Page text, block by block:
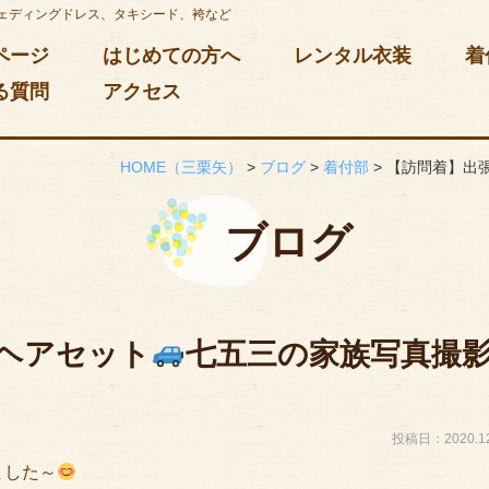
ディングドレス、タキシード、袴など
ージ はじめての方へ レンタル衣装
着
質問
アクセス
HOME （三栗矢） > ブログ >着付部 > 【訪問着】出
ブログ
アセット 七五三の家族写真撮
投稿日：
た～